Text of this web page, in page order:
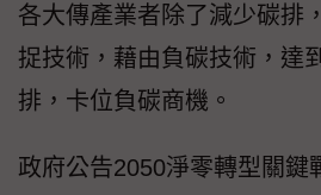
各大傳產業者除了減少碳排
捉技術，藉由負碳技術，達
排，卡位負碳商機。
政府公告2050淨零轉型關鍵